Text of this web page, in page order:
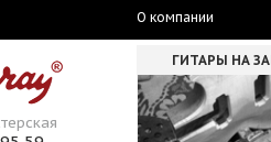
О компании
ГИТАРЫ НА